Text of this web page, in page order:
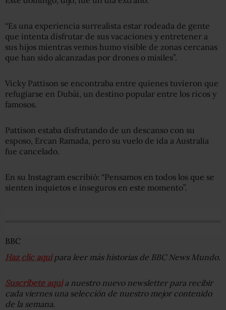
“Es una experiencia surrealista estar rodeada de gente
que intenta disfrutar de sus vacaciones y entretener a
sus hijos mientras vemos humo visible de zonas cercanas
que han sido alcanzadas por drones o misiles”.
Vicky Pattison se encontraba entre quienes tuvieron que
refugiarse en Dubái, un destino popular entre los ricos y
famosos.
Pattison estaba disfrutando de un descanso con su
esposo, Ercan Ramada, pero su vuelo de ida a Australia
fue cancelado.
En su Instagram escribió: “Pensamos en todos los que se
sienten inquietos e inseguros en este momento”.
BBC
Haz clic aquípara leer más historias de BBC News Mundo.
Suscríbete aquía nuestro nuevo newsletter para recibir
cada viernes una selección de nuestro mejor contenido
de la semana.